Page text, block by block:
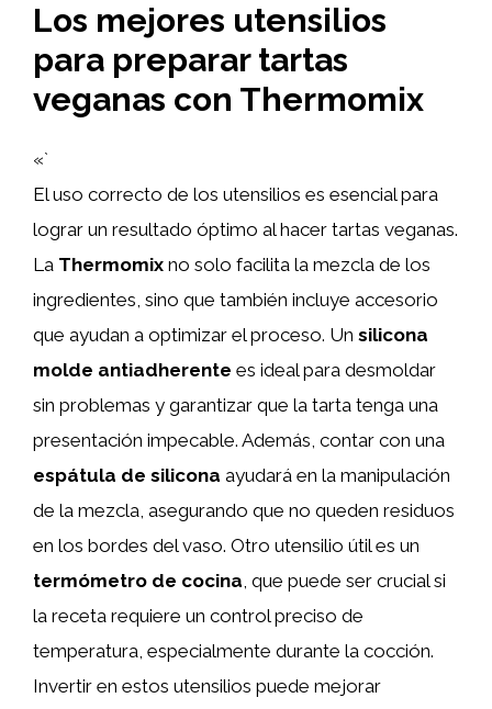
Los mejores utensilios
para preparar tartas
veganas con Thermomix
«`
El uso correcto de los utensilios es esencial para
lograr un resultado óptimo al hacer tartas veganas.
La Thermomix no solo facilita la mezcla de los
ingredientes, sino que también incluye accesorio
que ayudan a optimizar el proceso. Un silicona
molde antiadherente es ideal para desmoldar
sin problemas y garantizar que la tarta tenga una
presentación impecable. Además, contar con una
espátula de silicona ayudará en la manipulación
de la mezcla, asegurando que no queden residuos
en los bordes del vaso. Otro utensilio útil es un
termómetro de cocina, que puede ser crucial si
la receta requiere un control preciso de
temperatura, especialmente durante la cocción.
Invertir en estos utensilios puede mejorar